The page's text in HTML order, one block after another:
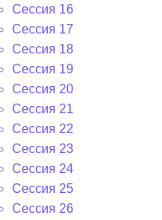
Сессия 16
Сессия 17
Сессия 18
Сессия 19
Сессия 20
Сессия 21
Сессия 22
Сессия 23
Сессия 24
Сессия 25
Сессия 26